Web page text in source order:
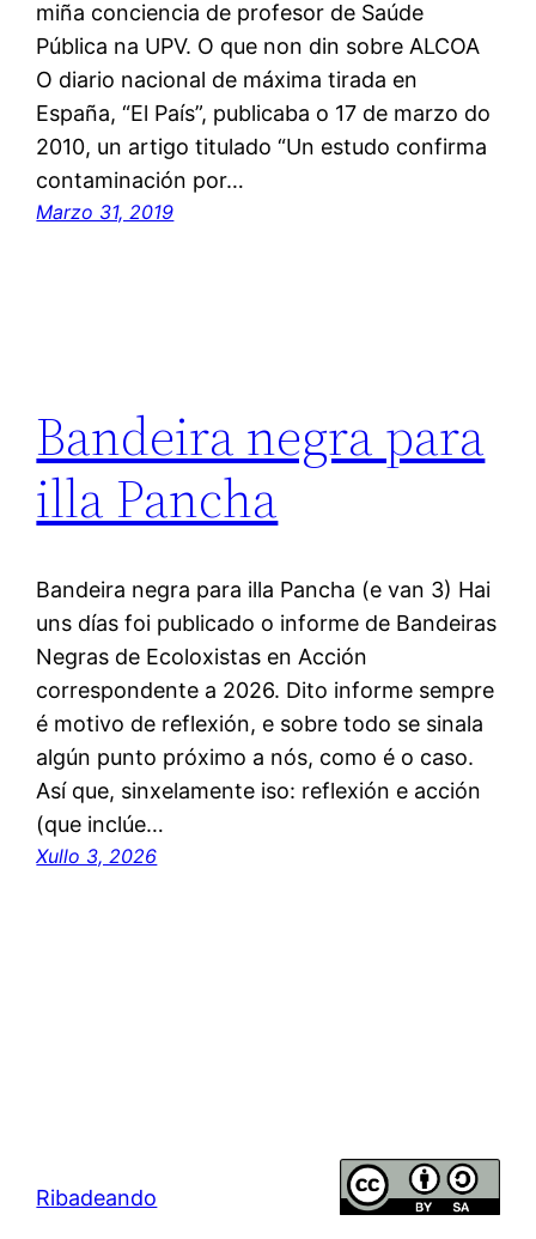
miña conciencia de profesor de Saúde
Pública na UPV. O que non din sobre ALCOA
O diario nacional de máxima tirada en
España, “El País”, publicaba o 17 de marzo do
2010, un artigo titulado “Un estudo confirma
contaminación por…
Marzo 31, 2019
Bandeira negra para
illa Pancha
Bandeira negra para illa Pancha (e van 3) Hai
uns días foi publicado o informe de Bandeiras
Negras de Ecoloxistas en Acción
correspondente a 2026. Dito informe sempre
é motivo de reflexión, e sobre todo se sinala
algún punto próximo a nós, como é o caso.
Así que, sinxelamente iso: reflexión e acción
(que inclúe…
Xullo 3, 2026
Ribadeando